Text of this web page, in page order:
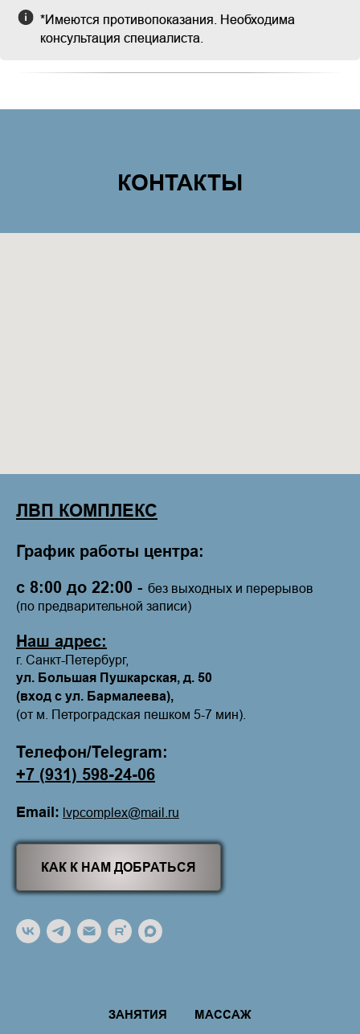
*Имеются противопоказания. Необходима
консультация специалиста.
КОНТАКТЫ
ЛВП КОМПЛЕКС
График работы центра:
с 8:00 до 22:00 - без выходных и перерывов
(по предварительной записи)
Наш адрес:
г. Санкт-Петербург,
ул. Большая Пушкарская, д. 50
(вход с ул. Бармалеева),
(от м. Петроградская пешком 5-7 мин).
Телефон/Telegram:
+7 (931) 598-24-06
Email: lvpcomplex@mail.ru
КАК К НАМ ДОБРАТЬСЯ
ЗАНЯТИЯ МАССАЖ